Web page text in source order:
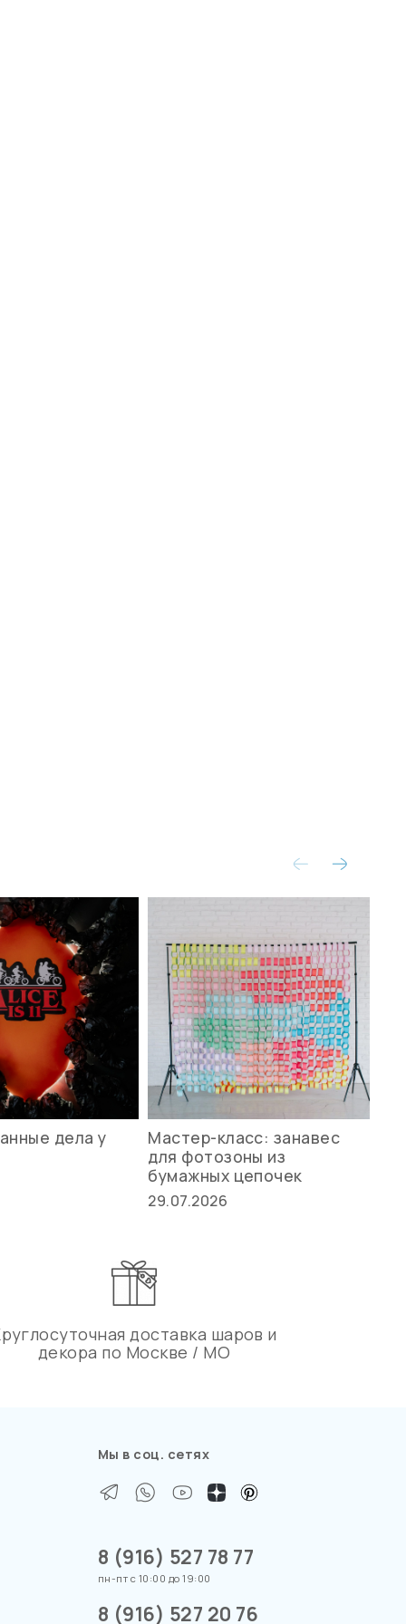
дела у
Мастер-класс: занавес
для фотозоны из
бумажных цепочек
29.07.2026
доставка шаров и
декора по Москве / МО
Мы в соц. сетях
8 (916) 527 78 77
пн-пт с 10:00 до 19:00
8 (916) 527 20 76